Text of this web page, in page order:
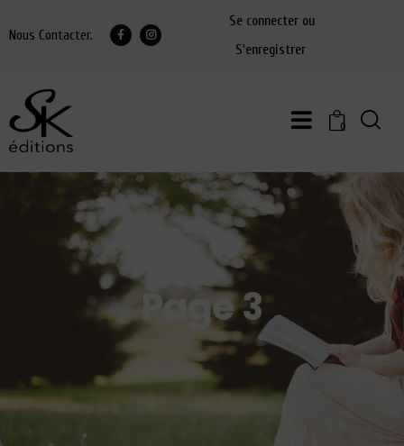
Nous Contacter.
Se connecter ou
S'enregistrer
0
Page 3